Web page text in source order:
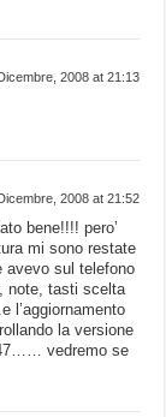
2008 at 21:13
2008 at 21:52
bene!!!! pero’
mi sono restate
avevo sul telefono
note, tasti scelta
l’aggiornamento
la versione
vedremo se